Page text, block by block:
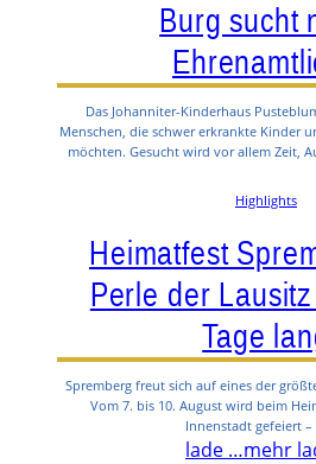
Burg sucht
Das Johanniter-Kinderhaus
Menschen, die schwer erkrankte Kinder
möchten. Gesucht wird vor allem Zeit,
Highlights
Heimatfest
Perle der
Tage
Spremberg freut sich auf eines der
Vom 7. bis 10. August wird beim
Innenstadt gefeiert
lade …mehr